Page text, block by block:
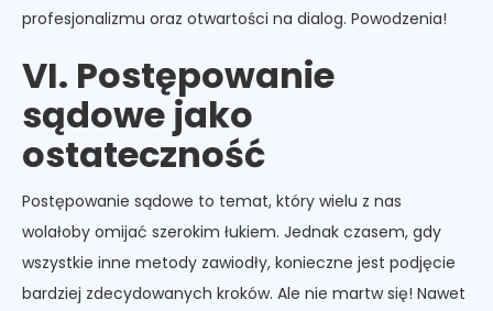
profesjonalizmu oraz otwartości na dialog. Powodzenia!
VI. Postępowanie
sądowe jako
ostateczność
Postępowanie sądowe to temat, który wielu z nas
wolałoby omijać szerokim łukiem. Jednak czasem, gdy
wszystkie inne metody zawiodły, konieczne jest podjęcie
bardziej zdecydowanych kroków. Ale nie martw się! Nawet